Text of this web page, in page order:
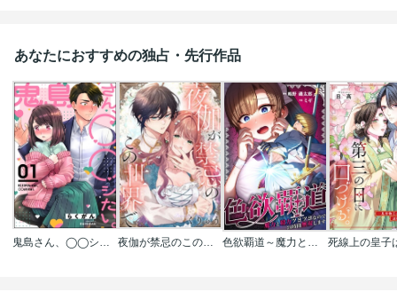
あなたにおすすめの独占・先行作品
鬼島さん、◯◯シたい。（分冊版） 夜伽が禁忌のこの世界で【フルカラー】 色欲覇道～魔力と精力ツヨツヨなので24時間無双します～